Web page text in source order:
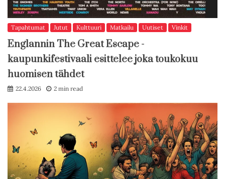
Tapahtumat Jutut Kulttuuri Matkailu Uutiset Vinkit
Englannin The Great Escape -
kaupunkifestivaali esittelee joka toukokuu
huomisen tähdet
22.4.2026 2 min read